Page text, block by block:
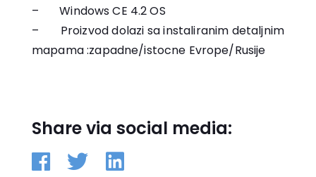
– Windows CE 4.2 OS
– Proizvod dolazi sa instaliranim detaljnim
mapama :zapadne/istocne Evrope/Rusije
Share via social media: